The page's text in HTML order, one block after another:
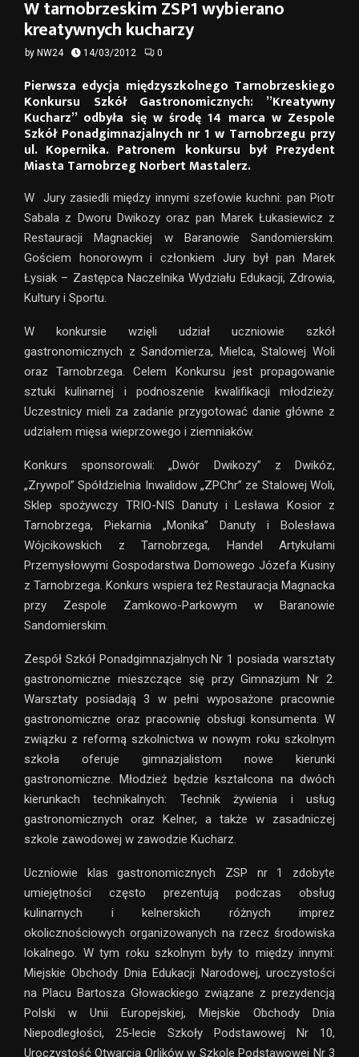
W tarnobrzeskim ZSP1 wybierano
kreatywnych kucharzy
by NW24 14/03/2012 0
Pierwsza edycja międzyszkolnego Tarnobrzeskiego
Konkursu Szkół Gastronomicznych: ”Kreatywny
Kucharz” odbyła się w środę 14 marca w Zespole
Szkół Ponadgimnazjalnych nr 1 w Tarnobrzegu przy
ul. Kopernika. Patronem konkursu był Prezydent
Miasta Tarnobrzeg Norbert Mastalerz.
W Jury zasiedli między innymi szefowie kuchni: pan Piotr
Sabala z Dworu Dwikozy oraz pan Marek Łukasiewicz z
Restauracji Magnackiej w Baranowie Sandomierskim.
Gościem honorowym i członkiem Jury był pan Marek
Łysiak – Zastępca Naczelnika Wydziału Edukacji, Zdrowia,
Kultury i Sportu.
W konkursie wzięli udział uczniowie szkół
gastronomicznych z Sandomierza, Mielca, Stalowej Woli
oraz Tarnobrzega. Celem Konkursu jest propagowanie
sztuki kulinarnej i podnoszenie kwalifikacji młodzieży.
Uczestnicy mieli za zadanie przygotować danie główne z
udziałem mięsa wieprzowego i ziemniaków.
Konkurs sponsorowali: „Dwór Dwikozy” z Dwikóz,
„Zrywpol” Spółdzielnia Inwalidow „ZPChr” ze Stalowej Woli,
Sklep spożywczy TRIO-NIS Danuty i Lesława Kosior z
Tarnobrzega, Piekarnia „Monika” Danuty i Bolesława
Wójcikowskich z Tarnobrzega, Handel Artykułami
Przemysłowymi Gospodarstwa Domowego Józefa Kusiny
z Tarnobrzega. Konkurs wspiera też Restauracja Magnacka
przy Zespole Zamkowo-Parkowym w Baranowie
Sandomierskim.
Zespół Szkół Ponadgimnazjalnych Nr 1 posiada warsztaty
gastronomiczne mieszczące się przy Gimnazjum Nr 2.
Warsztaty posiadają 3 w pełni wyposażone pracownie
gastronomiczne oraz pracownię obsługi konsumenta. W
związku z reformą szkolnictwa w nowym roku szkolnym
szkoła oferuje gimnazjalistom nowe kierunki
gastronomiczne. Młodzież będzie kształcona na dwóch
kierunkach technikalnych: Technik żywienia i usług
gastronomicznych oraz Kelner, a także w zasadniczej
szkole zawodowej w zawodzie Kucharz.
Uczniowie klas gastronomicznych ZSP nr 1 zdobyte
umiejętności często prezentują podczas obsług
kulinarnych i kelnerskich różnych imprez
okolicznościowych organizowanych na rzecz środowiska
lokalnego. W tym roku szkolnym były to między innymi:
Miejskie Obchody Dnia Edukacji Narodowej, uroczystości
na Placu Bartosza Głowackiego związane z prezydencją
Polski w Unii Europejskiej, Miejskie Obchody Dnia
Niepodległości, 25‑lecie Szkoły Podstawowej Nr 10,
Uroczystość Otwarcia Orlików w Szkole Podstawowej Nr 3